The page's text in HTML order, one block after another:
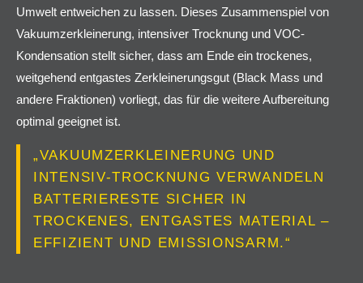
Umwelt entweichen zu lassen. Dieses Zusammenspiel von
Vakuumzerkleinerung, intensiver Trocknung und VOC-
Kondensation stellt sicher, dass am Ende ein trockenes,
weitgehend entgastes Zerkleinerungsgut (Black Mass und
andere Fraktionen) vorliegt, das für die weitere Aufbereitung
optimal geeignet ist.
„VAKUUMZERKLEINERUNG UND
INTENSIV-TROCKNUNG VERWANDELN
BATTERIERESTE SICHER IN
TROCKENES, ENTGASTES MATERIAL –
EFFIZIENT UND EMISSIONSARM.“